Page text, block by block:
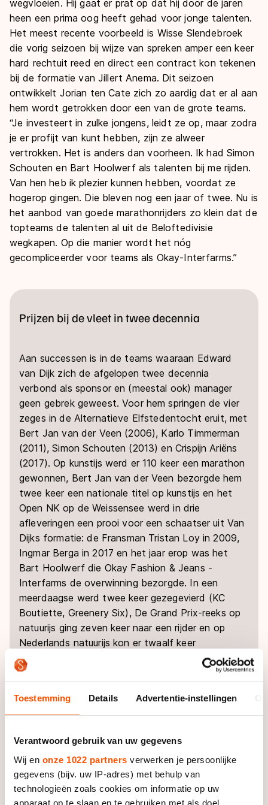
Toestemming Details Advertentie-instellingen
Verantwoord gebruik van uw gegevens
Wij en onze 1022 partners verwerken je persoonlijke
gegevens (bijv. uw IP-adres) met behulp van
technologieën zoals cookies om informatie op uw
apparaat op te slaan en te gebruiken met als doel
wegvloeien. Hij gaat er prat op dat hij door de jaren
heen een prima oog heeft gehad voor jonge talenten.
Het meest recente voorbeeld is Wisse Slendebroek
die vorig seizoen bij wijze van spreken amper een keer
hard rechtuit reed en direct een contract kon tekenen
bij de formatie van Jillert Anema. Dit seizoen
ontwikkelt Jorian ten Cate zich zo aardig dat er al aan
hem wordt getrokken door een van de grote teams.
“Je investeert in zulke jongens, leidt ze op, maar zodra
je er profijt van kunt hebben, zijn ze alweer
vertrokken. Het is anders dan voorheen. Ik had Simon
Schouten en Bart Hoolwerf als talenten bij me rijden.
Van hen heb ik plezier kunnen hebben, voordat ze
hogerop gingen. Die bleven nog een jaar of twee. Nu is
het aanbod van goede marathonrijders zo klein dat de
topteams de talenten al uit de Beloftedivisie
wegkapen. Op die manier wordt het nóg
gecompliceerder voor teams als Okay-Interfarms.”
Prijzen bij de vleet in twee decennia
Aan successen is in de teams waaraan Edward
van Dijk zich de afgelopen twee decennia
verbond als sponsor en (meestal ook) manager
geen gebrek geweest. Voor hem springen de vier
zeges in de Alternatieve Elfstedentocht eruit, met
Bert Jan van der Veen (2006), Karlo Timmerman
(2011), Simon Schouten (2013) en Crispijn Ariëns
(2017). Op kunstijs werd er 110 keer een marathon
gewonnen, Bert Jan van der Veen bezorgde hem
twee keer een nationale titel op kunstijs en het
Open NK op de Weissensee werd in drie
afleveringen een prooi voor een schaatser uit Van
Dijks formatie: de Fransman Tristan Loy in 2009,
Ingmar Berga in 2017 en het jaar erop was het
Bart Hoolwerf die Okay Fashion & Jeans -
Interfarms de overwinning bezorgde. In een
meerdaagse werd twee keer gezegevierd (KC
Boutiette, Greenery Six), De Grand Prix-reeks op
natuurijs ging zeven keer naar een rijder en op
Nederlands natuurijs kon er twaalf keer
champagne worden ontkurkt.